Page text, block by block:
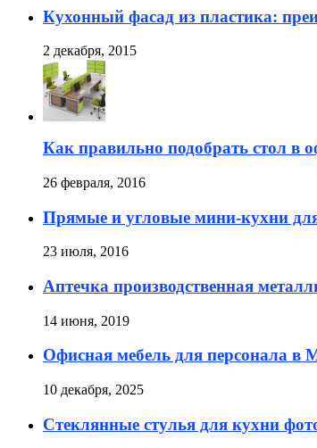
Кухонный фасад из пластика:
2 декабря, 2015
Как правильно подобрать стол в
26 февраля, 2016
Прямые и угловые мини-кухни
23 июля, 2016
Аптечка производственная
14 июня, 2019
Офисная мебель для персонала в
10 декабря, 2025
Стеклянные стулья для кухни